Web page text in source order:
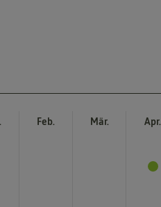
Feb. Mär. Apr.